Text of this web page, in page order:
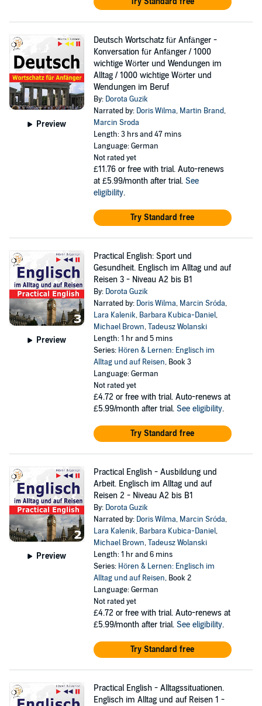
Preview
Deutsch Wortschatz für Anfänger -
Konversation für Anfänger / 1000
wichtige Wörter und Wendungen im
Alltag / 1000 wichtige Wörter und
Wendungen im Beruf
By: Dorota Guzik
Narrated by: Doris Wilma, Martin Brand,
Marcin Sroda
Length: 3 hrs and 47 mins
Language: German
Not rated yet
£11.76 or free with trial. Auto-renews
at £5.99/month after trial. See
eligibility.
Try Standard free
Preview
Practical English: Sport und
Gesundheit. Englisch im Alltag und auf
Reisen 3 - Niveau A2 bis B1
By: Dorota Guzik
Narrated by: Doris Wilma, Marcin Sróda,
Lara Kalenik, Barbara Kubica-Daniel,
Michael Brown,Tadeusz Wolanski
Length: 1 hr and 5 mins
Series: Hören & Lernen: Englisch im
Alltag und auf Reisen, Book 3
Language: German
Not rated yet
£4.72 or free with trial. Auto-renews at
£5.99/month after trial. See eligibility.
Try Standard free
Preview
Practical English - Ausbildung und
Arbeit. Englisch im Alltag und auf
Reisen 2 - Niveau A2 bis B1
By: Dorota Guzik
Narrated by: Doris Wilma, Marcin Sróda,
Lara Kalenik, Barbara Kubica-Daniel,
Michael Brown,Tadeusz Wolanski
Length: 1 hr and 6 mins
Series: Hören & Lernen: Englisch im
Alltag und auf Reisen, Book 2
Language: German
Not rated yet
£4.72 or free with trial. Auto-renews at
£5.99/month after trial. See eligibility.
Try Standard free
Practical English - Alltagssituationen.
Englisch im Alltag und auf Reisen 1 -